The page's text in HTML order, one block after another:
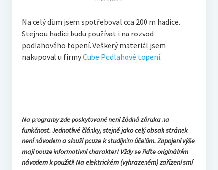
Na celý dům jsem spotřeboval cca 200 m hadice.
Stejnou hadici budu používat i na rozvod
podlahového topení. Veškerý materiál jsem
nakupoval u firmyCube Podlahové topení.
Na programy zde poskytované není žádná záruka na
funkčnost. Jednotlivé články, stejně jako celý obsah stránek
není návodem a slouží pouze k studijním účelům. Zapojení výše
mají pouze informativní charakter! Vždy se řiďte originálním
návodem k použití! Na elektrickém (vyhrazeném) zařízení smí